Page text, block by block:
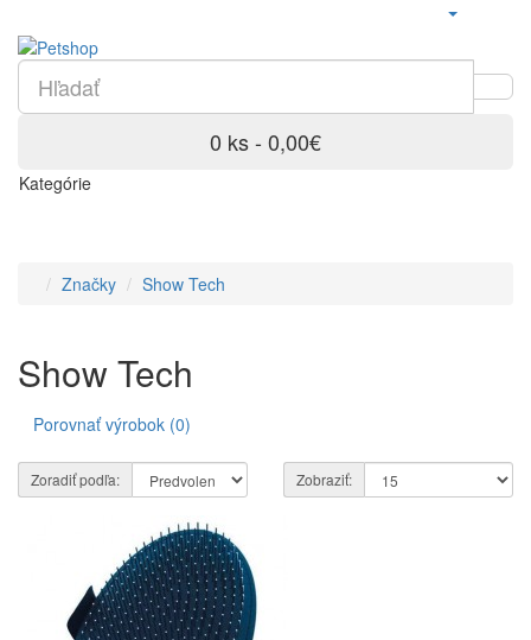
0 ks - 0,00€
Kategórie
Značky Show Tech
Show Tech
Porovnať výrobok (0)
Zoradiť podľa: Zobraziť: